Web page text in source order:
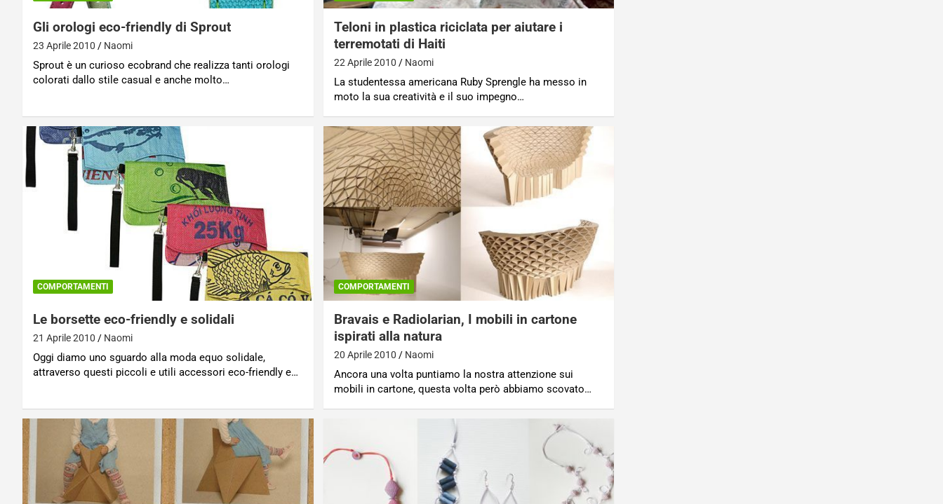
Gli orologi eco-friendly di Sprout
23 Aprile 2010 Naomi
Sprout è un curioso ecobrand che realizza tanti orologi
colorati dallo stile casual e anche molto…
Teloni in plastica riciclata per aiutare i
terremotati di Haiti
22 Aprile 2010 Naomi
La studentessa americana Ruby Sprengle ha messo in
moto la sua creatività e il suo impegno…
COMPORTAMENTI
Le borsette eco-friendly e solidali
21 Aprile 2010 Naomi
Oggi diamo uno sguardo alla moda equo solidale,
attraverso questi piccoli e utili accessori eco-friendly e…
COMPORTAMENTI
Bravais e Radiolarian, I mobili in cartone
ispirati alla natura
20 Aprile 2010 Naomi
Ancora una volta puntiamo la nostra attenzione sui
mobili in cartone, questa volta però abbiamo scovato…